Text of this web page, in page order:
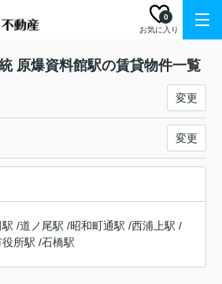
お気に入り
0
原爆資料館駅の賃貸物件一覧
変更
変更
/道ノ尾駅 /昭和町通駅 /西浦上駅 /
役所駅 /石橋駅